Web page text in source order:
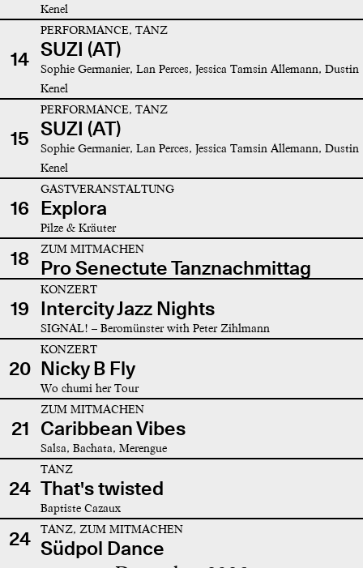
Kenel
14
PERFORMANCE, TANZ
SUZI (AT)
Sophie Germanier, Lan Perces, Jessica Tamsin Allemann, Dustin
Kenel
15
PERFORMANCE, TANZ
SUZI (AT)
Sophie Germanier, Lan Perces, Jessica Tamsin Allemann, Dustin
Kenel
16
GASTVERANSTALTUNG
Explora
Pilze & Kräuter
18 ZUM MITMACHEN
Pro Senectute Tanznachmittag
19
KONZERT
Intercity Jazz Nights
SIGNAL! – Beromünster with Peter Zihlmann
20
KONZERT
Nicky B Fly
Wo chumi her Tour
21
ZUM MITMACHEN
Caribbean Vibes
Salsa, Bachata, Merengue
24
TANZ
That's twisted
Baptiste Cazaux
24 TANZ, ZUM MITMACHEN
Südpol Dance